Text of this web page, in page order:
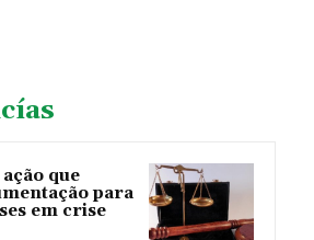
que
para
em crise